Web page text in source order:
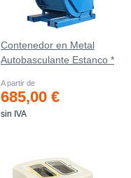
Contenedor en Metal
Autobasculante Estanco *
A partir de
685,00 €
sin IVA